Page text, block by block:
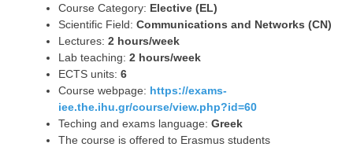
Course Category: Elective (EL)
Scientific Field: Communications and Networks (CN)
Lectures: 2 hours/week
Lab teaching: 2 hours/week
ECTS units: 6
Course webpage: https://exams-
iee.the.ihu.gr/course/view.php?id=60
Teching and exams language: Greek
The course is offered to Erasmus students